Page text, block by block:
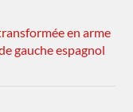
en arme
gauche espagnol